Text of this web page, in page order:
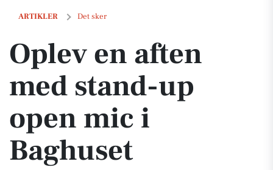
ARTIKLER Det sker
Oplev en aften med stand-up open mic i Baghuset
Oplev en aften
med stand-up
open mic i
Baghuset